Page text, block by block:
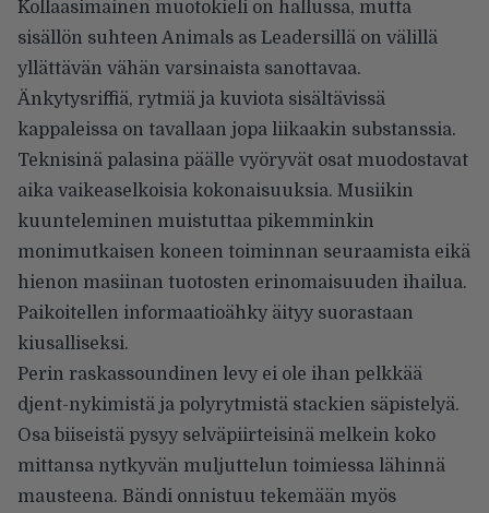
Kollaasimainen muotokieli on hallussa, mutta
sisällön suhteen Animals as Leadersillä on välillä
yllättävän vähän varsinaista sanottavaa.
Änkytysriffiä, rytmiä ja kuviota sisältävissä
kappaleissa on tavallaan jopa liikaakin substanssia.
Teknisinä palasina päälle vyöryvät osat muodostavat
aika vaikeaselkoisia kokonaisuuksia. Musiikin
kuunteleminen muistuttaa pikemminkin
monimutkaisen koneen toiminnan seuraamista eikä
hienon masiinan tuotosten erinomaisuuden ihailua.
Paikoitellen informaatioähky äityy suorastaan
kiusalliseksi.
Perin raskassoundinen levy ei ole ihan pelkkää
djent-nykimistä ja polyrytmistä stackien säpistelyä.
Osa biiseistä pysyy selväpiirteisinä melkein koko
mittansa nytkyvän muljuttelun toimiessa lähinnä
mausteena. Bändi onnistuu tekemään myös